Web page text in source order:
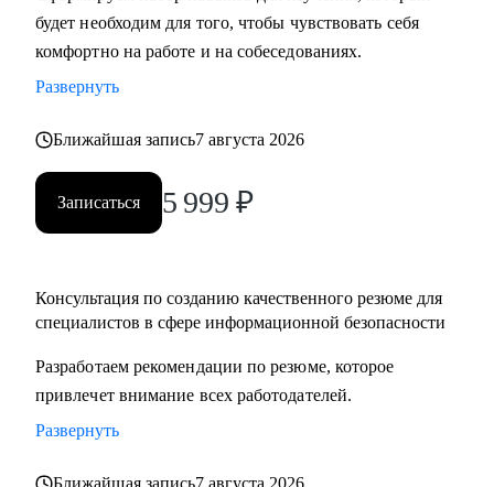
слабые стороны.
• Подготовка к обсуждению пересмотра заработной платы.
• Разработка карьерного плана развития и роадмапа.
Кому могу помочь:
• Специалистам всех уровней в области информационной
безопасности.
• Новичкам, кто только начинает свой путь или столкнулся
будет необходим для того, чтобы чувствовать себя
комфортно на работе и на собеседованиях.
Развернуть
Ближайшая запись7 августа 2026
Записаться 5 999 ₽
Консультация по созданию качественного резюме для
специалистов в сфере информационной безопасности
Разработаем рекомендации по резюме, которое
привлечет внимание всех работодателей.
Развернуть
Ближайшая запись7 августа 2026